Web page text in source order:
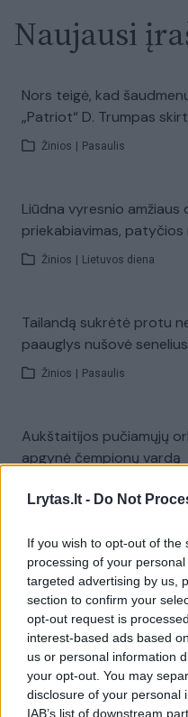
Lrytas.lt - Do Not
If you wish to opt-out of
processing of your
targeted advertising by us,
section to confirm your
opt-out request is
interest-based ads based
us or personal information
your opt-out. You may
disclosure of your personal
IAB’s list of downstream
Naujausi
Nors teigė, kad
„Patriot“ D. Trumpas
Žinios Pasaulis
Liūdna vyresnio
priekabiavimas, patyčios
Žinios Lietuvos diena
Tailandą sukrėtė protu
paauglys nušovė
Žinios Pasaulis
Aukštaitijos pučiamųjų
apgynė čempionų vardą
Vaizdai iš tragiškos